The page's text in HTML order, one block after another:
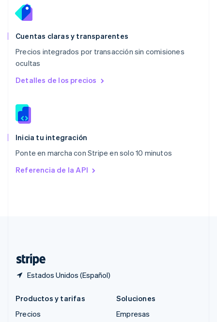
Cuentas claras y transparentes
Precios integrados por transacción sin comisiones
ocultas
Detalles de los precios
Inicia tu integración
Ponte en marcha con Stripe en solo 10 minutos
Referencia de la API
Estados Unidos (Español)
Noruega
English
English
NederlandsEnglish
Polonia
English
RAE de Hong Kong, China
Reino Unido
English
English
English
Productos y tarifas
Precios
Soluciones
Empresas